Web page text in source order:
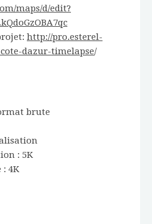
maps/d/edit?
http://pro.esterel-
dazur-timelapse/
brute
: 5K
4K